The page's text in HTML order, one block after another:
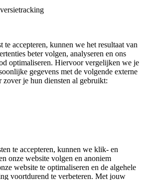
te accepteren, kunnen we het resultaat van
beter volgen, analyseren en ons
optimaliseren. Hiervoor vergelijken we je
gegevens met de volgende externe
zover je hun diensten al gebruikt:
te accepteren, kunnen we klik- en
onze website volgen en anoniem
website te optimaliseren en de algehele
voortdurend te verbeteren. Met jouw